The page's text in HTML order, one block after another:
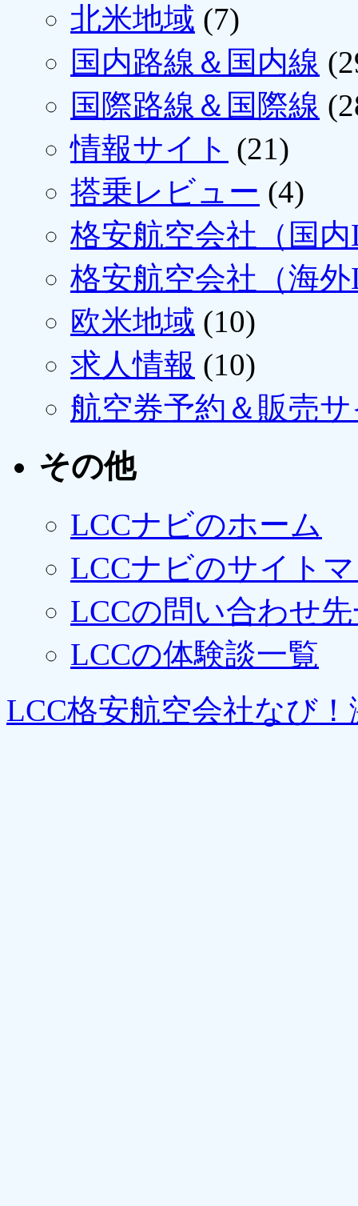
北米地域 (7)
国内路線＆国内線
国際路線＆国際線
情報サイト (21)
搭乗レビュー (4)
格安航空会社（国
格安航空会社（海
欧米地域 (10)
求人情報 (10)
航空券予約＆販売
その他
LCCナビのホーム
LCCナビのサイト
LCCの問い合わせ
LCCの体験談一覧
LCC格安航空会社なび